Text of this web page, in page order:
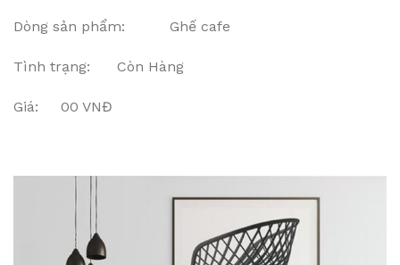
Dòng sản phẩm: Ghế cafe
Tình trạng: Còn Hàng
Giá: 00 VNĐ